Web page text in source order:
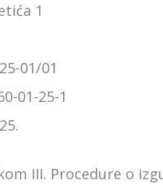
1
01/01
01-25-1
III. Procedure o